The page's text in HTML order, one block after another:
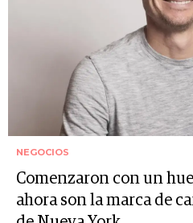
NEGOCIOS
Comenzaron con un
ahora son la marca de